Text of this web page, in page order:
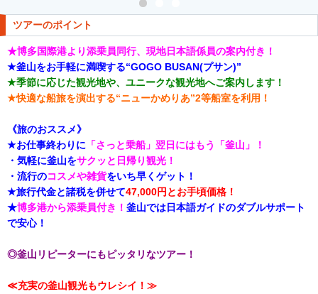
ツアーのポイント
★博多国際港より添乗員同行、現地日本語係員の案内付き！
★釜山をお手軽に満喫する“GOGO BUSAN(プサン)”
★季節に応じた観光地や、ユニークな観光地へご案内します！
★快適な船旅を演出する“ニューかめりあ”2等船室を利用！
《旅のおススメ》
★お仕事終わりに 「さっと乗船」翌日にはもう「釜山」！
・気軽に釜山をサクッと日帰り観光！
・流行のコスメや雑貨をいち早くゲット！
★旅行代金と諸税を併せて47,000円とお手頃価格！
★博多港から添乗員付き！ 釜山では日本語ガイドのダブルサポート
で安心！
◎釜山リピーターにもピッタリなツアー！
≪充実の釜山観光もウレシイ！≫